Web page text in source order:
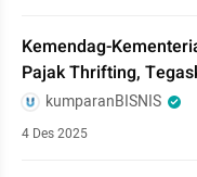
Kemendag-
Pajak Thrifting,
kumparanBISNIS
4 Des 2025